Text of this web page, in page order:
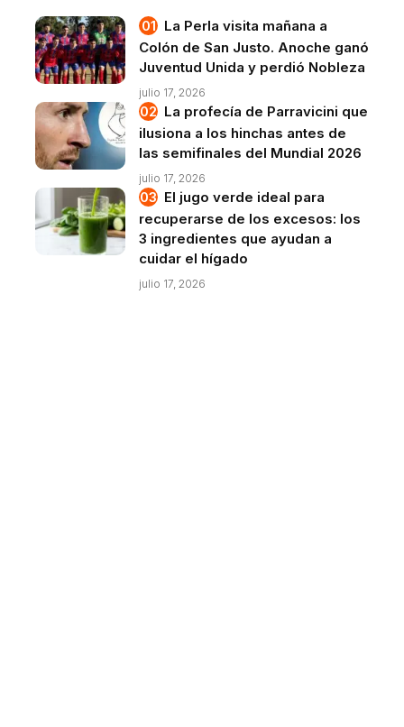
La Perla visita mañana a
Colón de San Justo. Anoche ganó
Juventud Unida y perdió Nobleza
julio 17, 2026
La profecía de Parravicini que
ilusiona a los hinchas antes de
las semifinales del Mundial 2026
julio 17, 2026
El jugo verde ideal para
recuperarse de los excesos: los
3 ingredientes que ayudan a
cuidar el hígado
julio 17, 2026